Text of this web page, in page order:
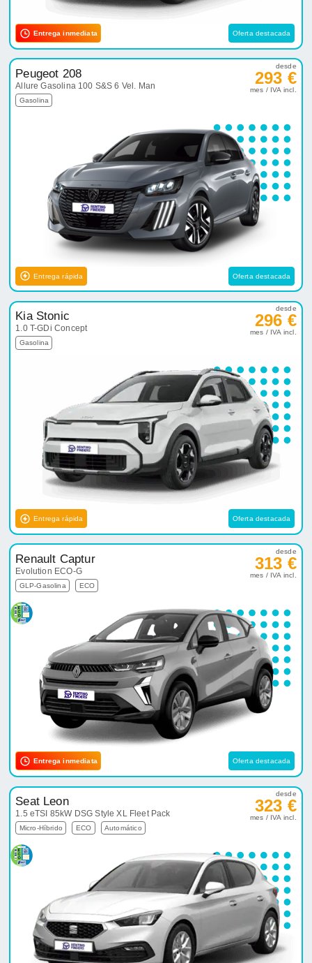
Entrega inmediata Oferta destacada
Peugeot 208
Allure Gasolina 100 S&S 6 Vel. Man
Gasolina
desde
293 €
mes / IVA incl.
Entrega rápida Oferta destacada
Kia Stonic
1.0 T-GDi Concept
Gasolina
desde
296 €
mes / IVA incl.
Entrega rápida Oferta destacada
Renault Captur
Evolution ECO-G
GLP-Gasolina ECO
desde
313 €
mes / IVA incl.
Entrega inmediata Oferta destacada
Seat Leon
1.5 eTSI 85kW DSG Style XL Fleet Pack
Micro-Híbrido ECO Automático
desde
323 €
mes / IVA incl.